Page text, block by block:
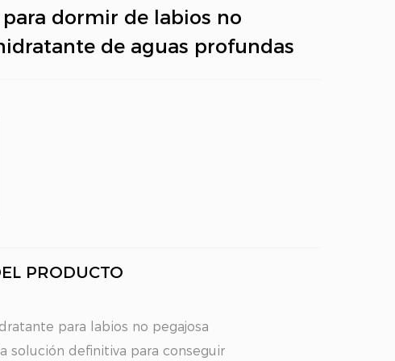
dormir de labios no
de aguas profundas
PRODUCTO
para labios no pegajosa
solución definitiva para conseguir